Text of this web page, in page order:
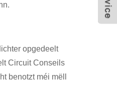
opgedeelt
Circuit Conseils
benotzt méi mëll